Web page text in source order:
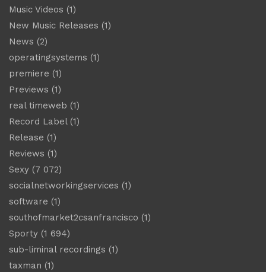
Music Videos (1)
New Music Releases (1)
News (2)
operatingsystems (1)
premiere (1)
Previews (1)
real timeweb (1)
Record Label(1)
Release (1)
Reviews (1)
Sexy (7 072)
socialnetworkingservices (1)
software (1)
southofmarket2csanfrancisco (1)
Sporty (1 694)
sub-liminal recordings (1)
taxman (1)